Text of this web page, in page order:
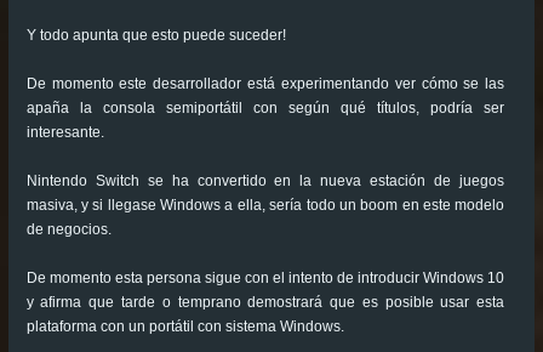
Y todo apunta que esto puede suceder!
De momento este desarrollador está experimentando ver cómo se las
apaña la consola semiportátil con según qué títulos, podría ser
interesante.
Nintendo Switch se ha convertido en la nueva estación de juegos
masiva, y si llegase Windows a ella, sería todo un boom en este modelo
de negocios.
De momento esta persona sigue con el intento de introducir Windows 10
y afirma que tarde o temprano demostrará que es posible usar esta
plataforma con un portátil con sistema Windows.